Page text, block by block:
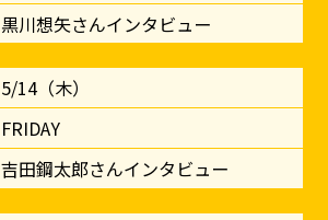
黒川想矢さんインタビュー
5/14（木）
FRIDAY
吉田鋼太郎さんインタビュー